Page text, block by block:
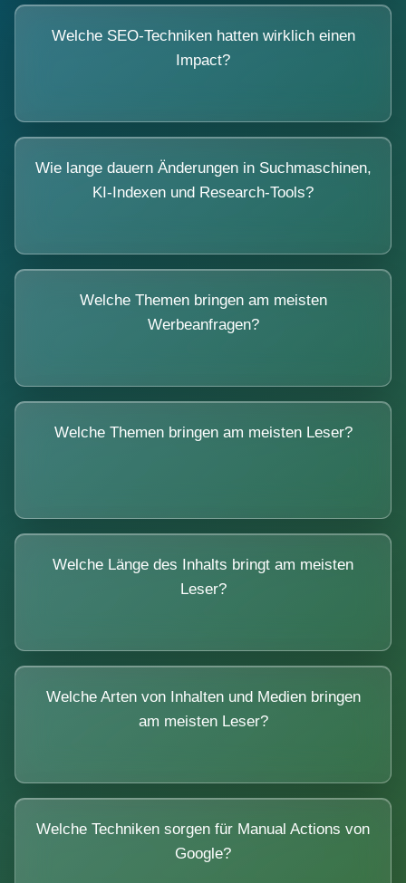
Welche SEO-Techniken hatten wirklich einen
Impact?
Wie lange dauern Änderungen in Suchmaschinen,
KI-Indexen und Research-Tools?
Welche Themen bringen am meisten
Werbeanfragen?
Welche Themen bringen am meisten Leser?
Welche Länge des Inhalts bringt am meisten
Leser?
Welche Arten von Inhalten und Medien bringen
am meisten Leser?
Welche Techniken sorgen für Manual Actions von
Google?